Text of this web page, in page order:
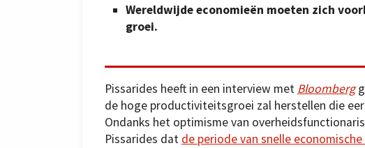
Wereldwijde economieën moeten zich
groei.
Pissarides heeft in een interview met Bloomberg
de hoge productiviteitsgroei zal herstellen die
Ondanks het optimisme van
Pissarides dat de periode van snelle